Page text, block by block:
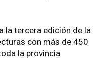
la tercera edición de la
con más de 450
la provincia